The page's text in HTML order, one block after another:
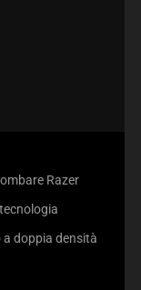
Razer
doppia densità